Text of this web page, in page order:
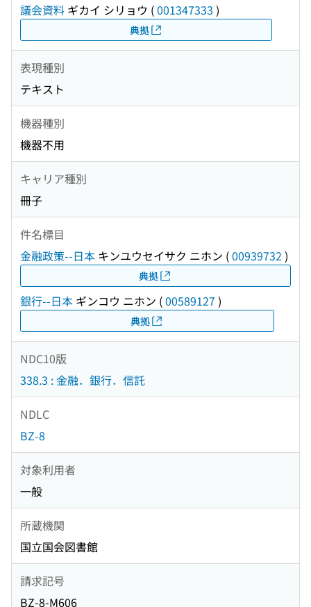
議会資料 ギカイ シリョウ (001347333 )
典拠
表現種別
テキスト
機器種別
機器不用
キャリア種別
冊子
件名標目
金融政策--日本 キンユウセイサク ニホン (00939732 )
典拠
銀行--日本 ギンコウ ニホン (00589127 )
典拠
NDC10版
338.3 : 金融．銀行．信託
NDLC
BZ-8
対象利用者
一般
所蔵機関
国立国会図書館
請求記号
BZ-8-M606